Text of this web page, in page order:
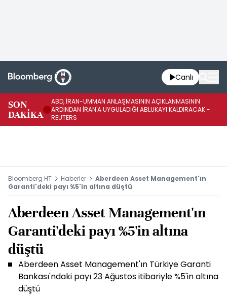
Canlı
SON
DAKİKA
ABD, İRAN-UMMAN ANLAŞMASININ AÇIKLANMASININ
ARDINDAN İRAN'A UYGULADIĞI ABLUKAYI KALDIRACAK -
REUTERS
Bloomberg HT Haberler
Aberdeen Asset Management'ın
Garanti'deki payı %5'in altına düştü
Aberdeen Asset Management'ın
Garanti'deki payı %5'in altına
düştü
Aberdeen Asset Management'ın Türkiye Garanti
Bankası'ndaki payı 23 Ağustos itibariyle %5'in altına
düştü